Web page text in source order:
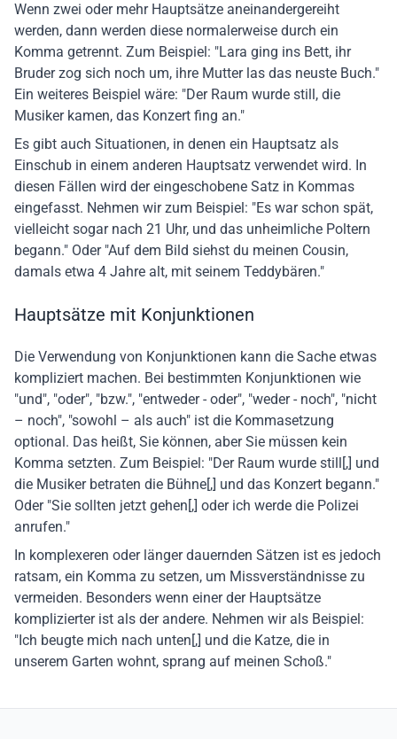
Wenn zwei oder mehr Hauptsätze aneinandergereiht
werden, dann werden diese normalerweise durch ein
Komma getrennt. Zum Beispiel: "Lara ging ins Bett, ihr
Bruder zog sich noch um, ihre Mutter las das neuste Buch."
Ein weiteres Beispiel wäre: "Der Raum wurde still, die
Musiker kamen, das Konzert fing an."
Es gibt auch Situationen, in denen ein Hauptsatz als
Einschub in einem anderen Hauptsatz verwendet wird. In
diesen Fällen wird der eingeschobene Satz in Kommas
eingefasst. Nehmen wir zum Beispiel: "Es war schon spät,
vielleicht sogar nach 21 Uhr, und das unheimliche Poltern
begann." Oder "Auf dem Bild siehst du meinen Cousin,
damals etwa 4 Jahre alt, mit seinem Teddybären."
Hauptsätze mit Konjunktionen
Die Verwendung von Konjunktionen kann die Sache etwas
kompliziert machen. Bei bestimmten Konjunktionen wie
"und", "oder", "bzw.", "entweder - oder", "weder - noch", "nicht
– noch", "sowohl – als auch" ist die Kommasetzung
optional. Das heißt, Sie können, aber Sie müssen kein
Komma setzten. Zum Beispiel: "Der Raum wurde still[,] und
die Musiker betraten die Bühne[,] und das Konzert begann."
Oder "Sie sollten jetzt gehen[,] oder ich werde die Polizei
anrufen."
In komplexeren oder länger dauernden Sätzen ist es jedoch
ratsam, ein Komma zu setzen, um Missverständnisse zu
vermeiden. Besonders wenn einer der Hauptsätze
komplizierter ist als der andere. Nehmen wir als Beispiel:
"Ich beugte mich nach unten[,] und die Katze, die in
unserem Garten wohnt, sprang auf meinen Schoß."